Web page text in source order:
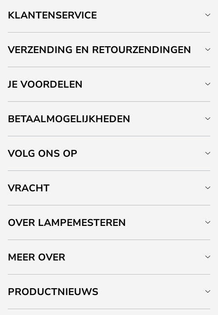
KLANTENSERVICE
VERZENDING EN RETOURZENDINGEN
JE VOORDELEN
BETAALMOGELIJKHEDEN
VOLG ONS OP
VRACHT
OVER LAMPEMESTEREN
MEER OVER
PRODUCTNIEUWS